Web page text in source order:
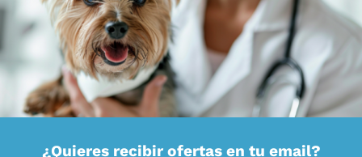
¿Quieres recibir ofertas en tu email?